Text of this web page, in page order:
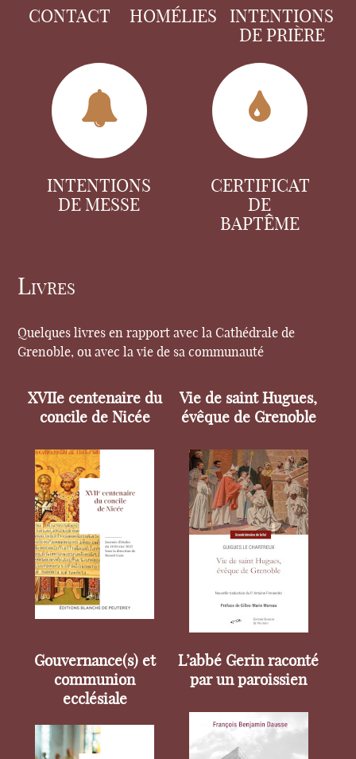
CONTACT HOMÉLIES
INTENTIONS
DE PRIÈRE
INTENTIONS
DE MESSE
CERTIFICAT
DE
BAPTÊME
Livres
Quelques livres en rapport avec la Cathédrale de
Grenoble, ou avec la vie de sa communauté
XVIIe centenaire du
concile de Nicée
Vie de saint Hugues,
évêque de Grenoble
Gouvernance(s) et
communion
ecclésiale
L’abbé Gerin raconté
par un paroissien